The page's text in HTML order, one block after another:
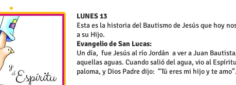
LUNES 13
Esta es la historia del Bautismo de Jesús que hoy
a su Hijo.
Evangelio de San Lucas:
Un día, fue Jesús al río Jordán a ver a Juan
aquellas aguas. Cuando salió del agua, vio al
paloma, y Dios Padre dijo: “Tú eres mi hijo y te amo”.